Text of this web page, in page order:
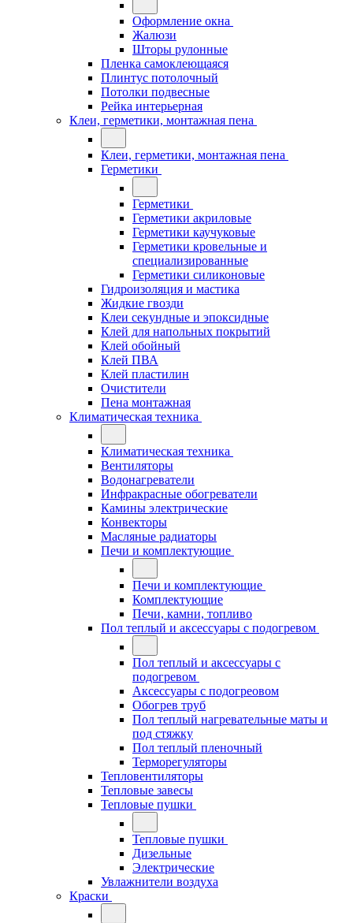
Оформление окна
Жалюзи
Шторы рулонные
Пленка самоклеющаяся
Плинтус потолочный
Потолки подвесные
Рейка интерьерная
Клеи, герметики, монтажная пена
Клеи, герметики, монтажная пена
Герметики
Герметики
Герметики акриловые
Герметики каучуковые
Герметики кровельные и
специализированные
Герметики силиконовые
Гидроизоляция и мастика
Жидкие гвозди
Клеи секундные и эпоксидные
Клей для напольных покрытий
Клей обойный
Клей ПВА
Клей пластилин
Очистители
Пена монтажная
Климатическая техника
Климатическая техника
Вентиляторы
Водонагреватели
Инфракрасные обогреватели
Камины электрические
Конвекторы
Масляные радиаторы
Печи и комплектующие
Печи и комплектующие
Комплектующие
Печи, камни, топливо
Пол теплый и аксессуары с подогревом
Пол теплый и аксессуары с
подогревом
Аксессуары с подогреовом
Обогрев труб
Пол теплый нагревательные маты и
под стяжку
Пол теплый пленочный
Терморегуляторы
Тепловентиляторы
Тепловые завесы
Тепловые пушки
Тепловые пушки
Дизельные
Электрические
Увлажнители воздуха
Краски